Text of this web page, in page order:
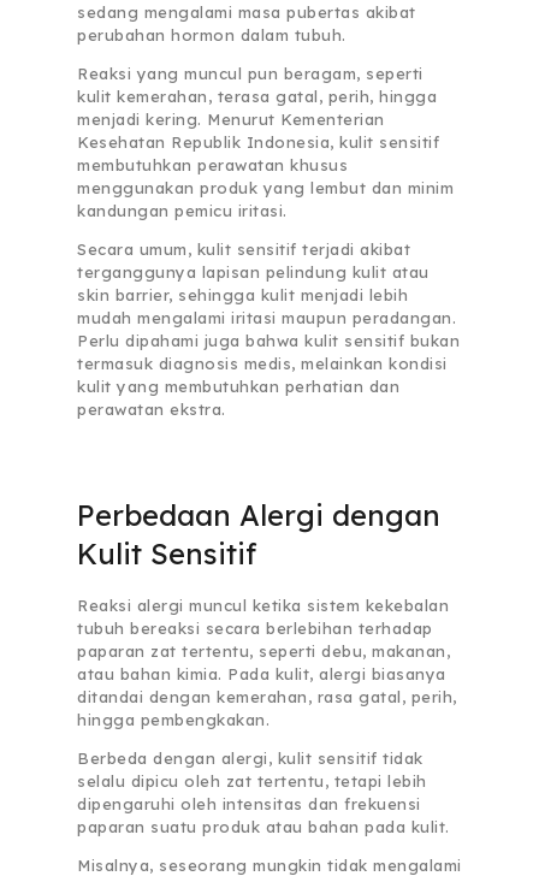
sedang mengalami masa pubertas akibat
perubahan hormon dalam tubuh.
Reaksi yang muncul pun beragam, seperti
kulit kemerahan, terasa gatal, perih, hingga
menjadi kering. Menurut Kementerian
Kesehatan Republik Indonesia, kulit sensitif
membutuhkan perawatan khusus
menggunakan produk yang lembut dan minim
kandungan pemicu iritasi.
Secara umum, kulit sensitif terjadi akibat
terganggunya lapisan pelindung kulit atau
skin barrier, sehingga kulit menjadi lebih
mudah mengalami iritasi maupun peradangan.
Perlu dipahami juga bahwa kulit sensitif bukan
termasuk diagnosis medis, melainkan kondisi
kulit yang membutuhkan perhatian dan
perawatan ekstra.
Perbedaan Alergi dengan
Kulit Sensitif
Reaksi alergi muncul ketika sistem kekebalan
tubuh bereaksi secara berlebihan terhadap
paparan zat tertentu, seperti debu, makanan,
atau bahan kimia. Pada kulit, alergi biasanya
ditandai dengan kemerahan, rasa gatal, perih,
hingga pembengkakan.
Berbeda dengan alergi, kulit sensitif tidak
selalu dipicu oleh zat tertentu, tetapi lebih
dipengaruhi oleh intensitas dan frekuensi
paparan suatu produk atau bahan pada kulit.
Misalnya, seseorang mungkin tidak mengalami